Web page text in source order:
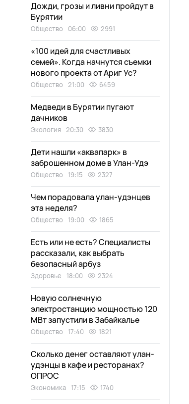
Дожди, грозы и ливни пройдут в
Бурятии
Общество 06:00 2991
«100 идей для счастливых
семей». Когда начнутся съемки
нового проекта от Ариг Ус?
Общество 21:00 6459
Медведи в Бурятии пугают
дачников
Экология 20:30 3830
Дети нашли «аквапарк» в
заброшенном доме в Улан-Удэ
Общество 19:15 2327
Чем порадовала улан-удэнцев
эта неделя?
Общество 19:00 1865
Есть или не есть? Специалисты
рассказали, как выбрать
безопасный арбуз
Здоровье 18:00 2324
Новую солнечную
электростанцию мощностью 120
МВт запустили в Забайкалье
Общество 17:40 1821
Сколько денег оставляют улан-
удэнцы в кафе и ресторанах?
ОПРОС
Экономика 17:15 1740